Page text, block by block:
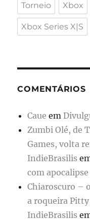
Torneio Xbox
Xbox Series X|S
COMENTÁRIOS
Caue em
Zumbi Olé, de
Games, volta
IndieBrasilis
com
Chiaroscuro –
a roqueira
IndieBrasilis